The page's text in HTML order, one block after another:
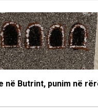
në Butrint, punim në